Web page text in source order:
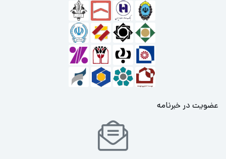
عضویت در خبرنامه